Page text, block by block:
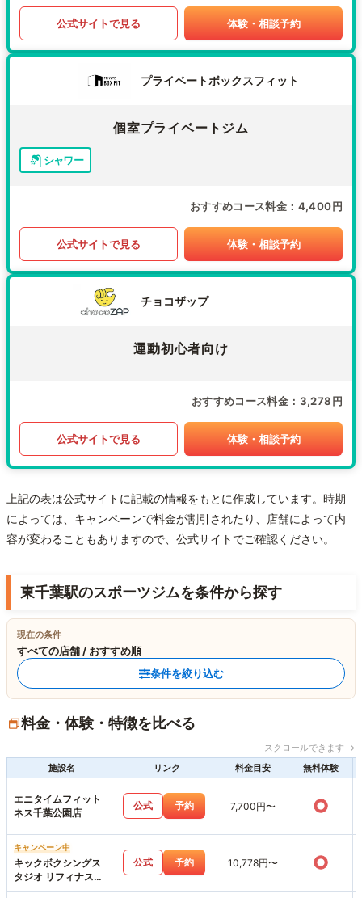
公式サイトで見る 体験・相談予約
プライベートボックスフィット
個室プライベートジム
シャワー
おすすめコース料金 4,400円
公式サイトで見る 体験・相談予約
チョコザップ
運動初心者向け
おすすめコース料金 3,278円
公式サイトで見る 体験・相談予約
上記の表は公式サイトに記載の情報をもとに作成しています。時期
によっては、キャンペーンで料金が割引されたり、店舗によって内
容が変わることもありますので、公式サイトでご確認ください。
東千葉駅のスポーツジムを条件から探す
現在の条件
すべての店舗 / おすすめ順
条件を絞り込む
料金・体験・特徴を比べる
スクロールできます →
施設名
リンク 料金目安 無料体験
エニタイムフィット
ネス千葉公園店
公式 予約 7,700円〜 ○
キャンペーン中
キックボクシングス
タジオ リフィナス千
葉店
公式 予約 10,778円〜 ○